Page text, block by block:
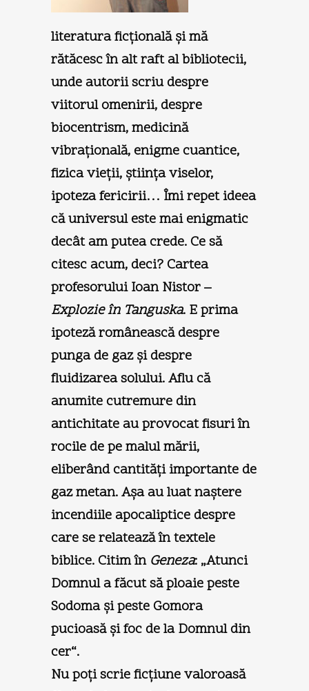
literatura ficţională şi mă
rătăcesc în alt raft al bibliotecii,
unde autorii scriu despre
viitorul omenirii, despre
biocentrism, medicină
vibraţională, enigme cuantice,
fizica vieţii, ştiinţa viselor,
ipoteza fericirii… Îmi repet ideea
că universul este mai enigmatic
decât am putea crede. Ce să
citesc acum, deci? Cartea
profesorului Ioan Nistor –
Explozie în Tanguska. E prima
ipoteză românească despre
punga de gaz şi despre
fluidizarea solului. Aflu că
anumite cutremure din
antichitate au provocat fisuri în
rocile de pe malul mării,
eliberând cantităţi importante de
gaz metan. Aşa au luat naştere
incendiile apocaliptice despre
care se relatează în textele
biblice. Citim în Geneza: „Atunci
Domnul a făcut să ploaie peste
Sodoma şi peste Gomora
pucioasă şi foc de la Domnul din
cer“.
Nu poţi scrie ficţiune valoroasă